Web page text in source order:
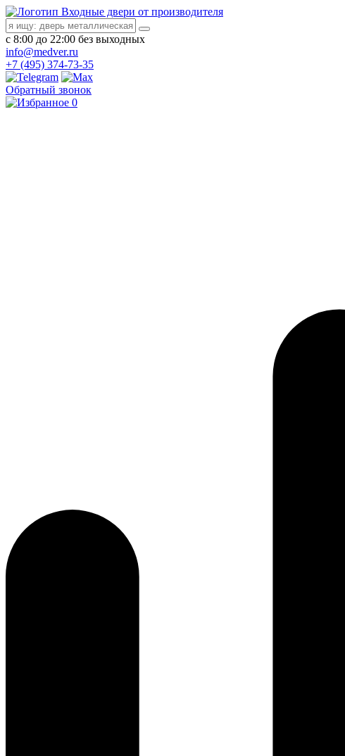
Входные двери от производителя
с 8:00 до 22:00 без выходных
info@medver.ru
+7 (495) 374-73-35
Обратный звонок
0